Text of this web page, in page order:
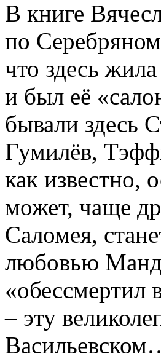
В книге
по
что здесь
и был её
бывали здесь
Гумилёв,
как известно,
может, чаще
Саломея,
любовью
«обессмертил
– эту